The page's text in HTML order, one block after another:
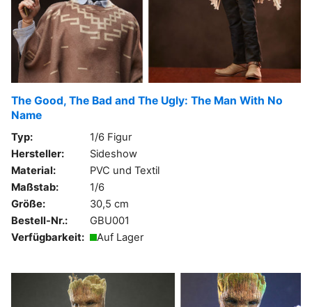
The Good, The Bad and The Ugly: The Man With No
Name
Typ:
1/6 Figur
Hersteller:
Sideshow
Material:
PVC und Textil
Maßstab:
1/6
Größe:
30,5 cm
Bestell-Nr.:
GBU001
Verfügbarkeit:
Auf Lager